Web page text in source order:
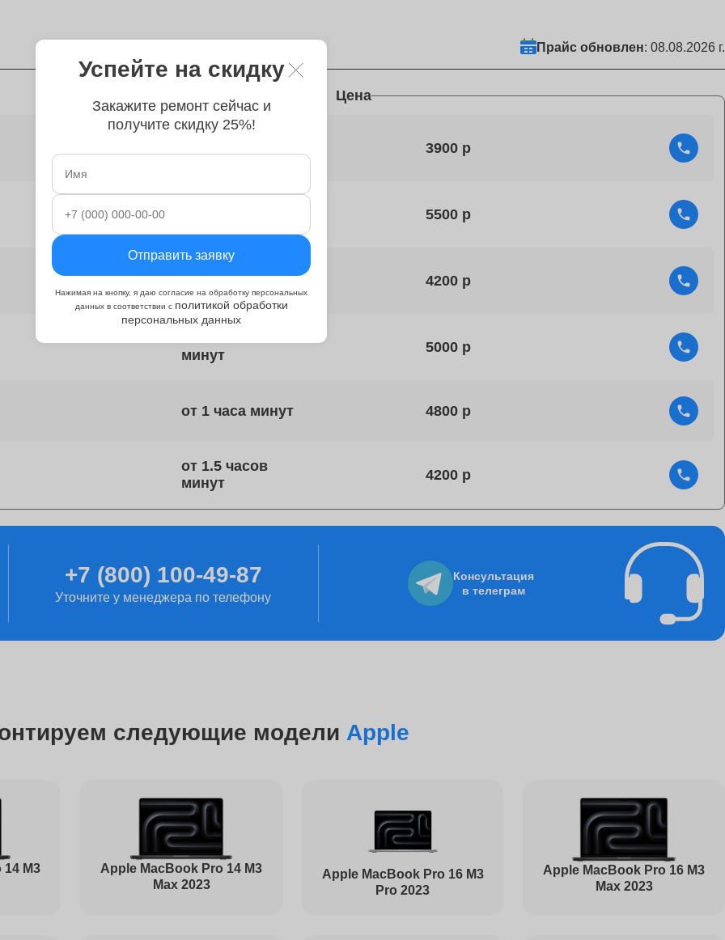
Прайс обновлен: 08.08.2026 г.
Время Цена
3900
5500
от 2 часов
4200
5000
от 1 часа 4800
от 1.5 часов
4200
от 60 минут
1060
от 40 минут
от 80 минут
3200
+7 (800) 100-49-87
Уточните у менеджера по телефону
Консультация
в телеграм
следующие модели Apple
M3
Apple MacBook Pro 14 M3
Max 2023
Apple MacBook Pro 16 M3
Pro 2023
Apple MacBook Pro 16 M3
Max 2023
Успейте на скидку
Закажите ремонт сейчас и
получите скидку 25%!
Отправить заявку
Нажимая на кнопку, я даю согласие на обработку персональных
данных в соответствии с политикой обработки
персональных данных